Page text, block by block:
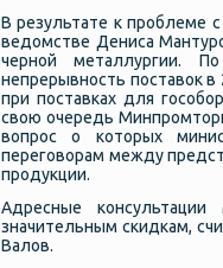
В результате к проблеме
ведомстве Дениса
черной металлургии.
непрерывность поставок
при поставках для
свою очередь
вопрос о которых
переговорам между
продукции.
Адресные
значительным скидкам,
Валов.